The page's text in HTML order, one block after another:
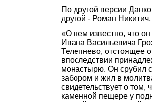
По другой версии
другой - Роман
«О нем известно, что
Ивана Васильевича
Телепнево, отстоящее
впоследствии
монастырю. Он срубил
забором и жил в
свидетельствует о том,
каменной пещере у